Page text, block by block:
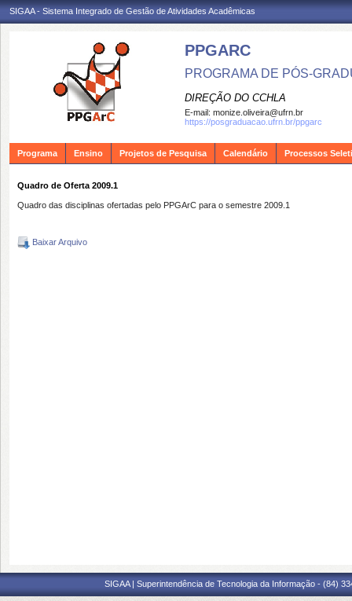
SIGAA - Sistema Integrado de Gestão de Atividades Acadêmicas
PPGARC
PROGRAMA DE PÓS-
DIREÇÃO DO CCHLA
E-mail: monize.oliveira@ufrn.br
https://posgraduacao.ufrn.br/ppgarc
Programa Ensino Projetos de Pesquisa Calendário Processos
Quadro de Oferta 2009.1
Quadro das disciplinas ofertadas pelo PPGArC para o semestre 2009.1
Baixar Arquivo
SIGAA | Superintendência de Tecnologia da Informação - (84)